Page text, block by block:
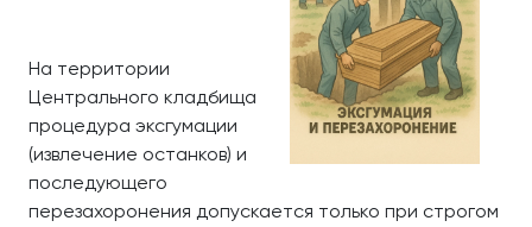
На территории
Центрального кладбища
процедура эксгумации
(извлечение останков) и
последующего
перезахоронения допускается только при строгом